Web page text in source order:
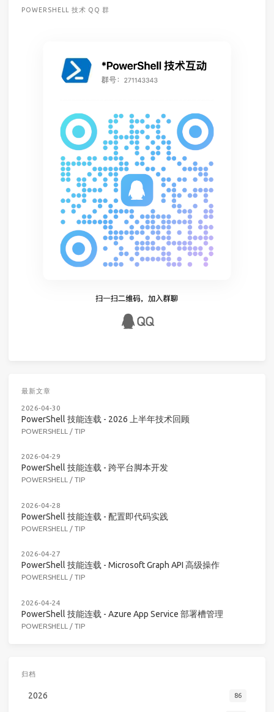
POWERSHELL 技术 QQ 群
最新文章
2026-04-30
PowerShell 技能连载 - 2026 上半年技术回顾
POWERSHELL / TIP
2026-04-29
PowerShell 技能连载 - 跨平台脚本开发
POWERSHELL / TIP
2026-04-28
PowerShell 技能连载 - 配置即代码实践
POWERSHELL / TIP
2026-04-27
PowerShell 技能连载 - Microsoft Graph API 高级操作
POWERSHELL / TIP
2026-04-24
PowerShell 技能连载 - Azure App Service 部署槽管理
POWERSHELL / TIP
归档
2026 86